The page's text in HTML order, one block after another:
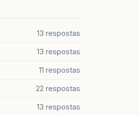
13 respostas
13 respostas
11 respostas
22 respostas
13 respostas